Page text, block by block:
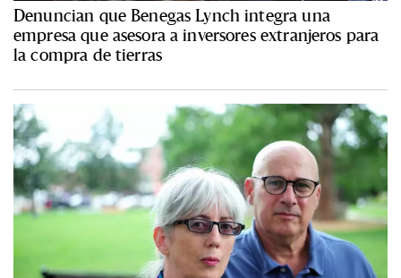
Denuncian que Benegas Lynch integra una
empresa que asesora a inversores extranjeros para
la compra de tierras